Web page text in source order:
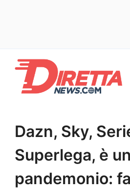
contenuto
Dazn, Sky,
Superlega, è un
pandemonio: